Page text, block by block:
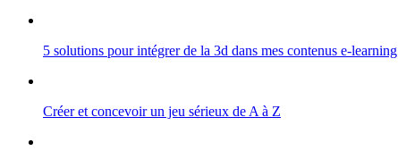
5 solutions pour intégrer de la 3d dans mes contenus e-learning
Créer et concevoir un jeu sérieux de A à Z